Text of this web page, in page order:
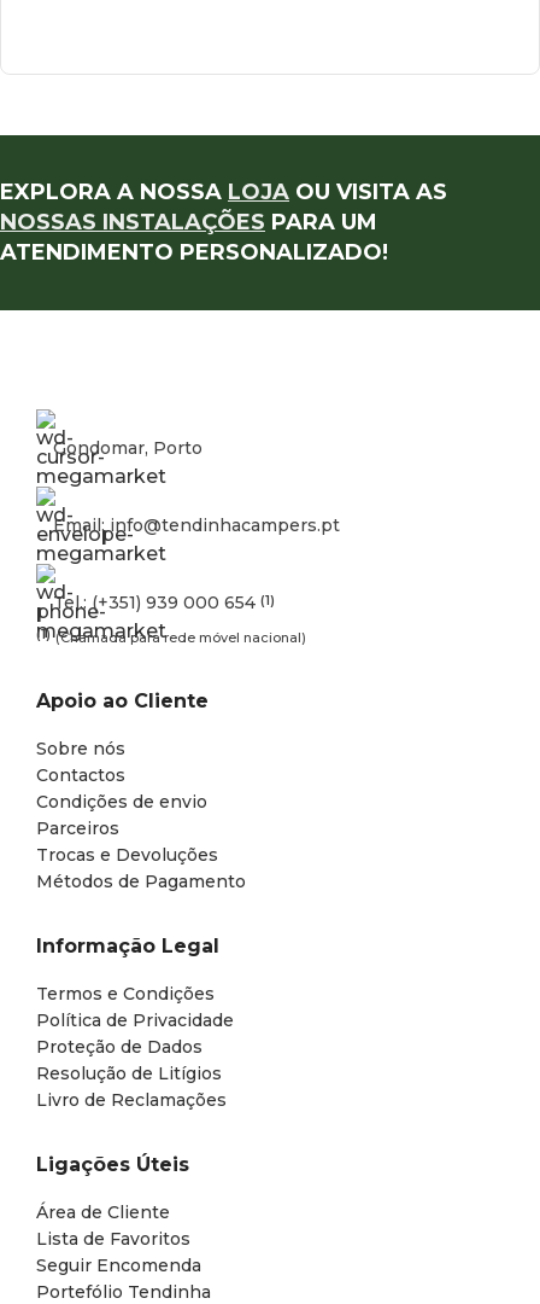
EXPLORA A NOSSA LOJA OU VISITA AS
NOSSAS INSTALAÇÕES PARA UM
ATENDIMENTO PERSONALIZADO!
Gondomar, Porto
Email: info@tendinhacampers.pt
Tel.: (+351) 939 000 654 (1)
(1) (Chamada para rede móvel nacional)
Apoio ao Cliente
Sobre nós
Contactos
Condições de envio
Parceiros
Trocas e Devoluções
Métodos de Pagamento
Informação Legal
Termos e Condições
Política de Privacidade
Proteção de Dados
Resolução de Litígios
Livro de Reclamações
Ligações Úteis
Área de Cliente
Lista de Favoritos
Seguir Encomenda
Portefólio Tendinha